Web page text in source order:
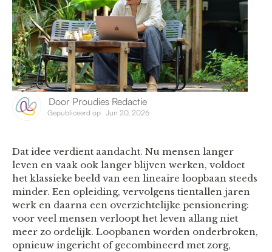
Door Proudies Redactie
Gepubliceerd op Jun 20, 2026
Dat idee verdient aandacht. Nu mensen langer
leven en vaak ook langer blijven werken, voldoet
het klassieke beeld van een lineaire loopbaan steeds
minder. Een opleiding, vervolgens tientallen jaren
werk en daarna een overzichtelijke pensionering:
voor veel mensen verloopt het leven allang niet
meer zo ordelijk. Loopbanen worden onderbroken,
opnieuw ingericht of gecombineerd met zorg,